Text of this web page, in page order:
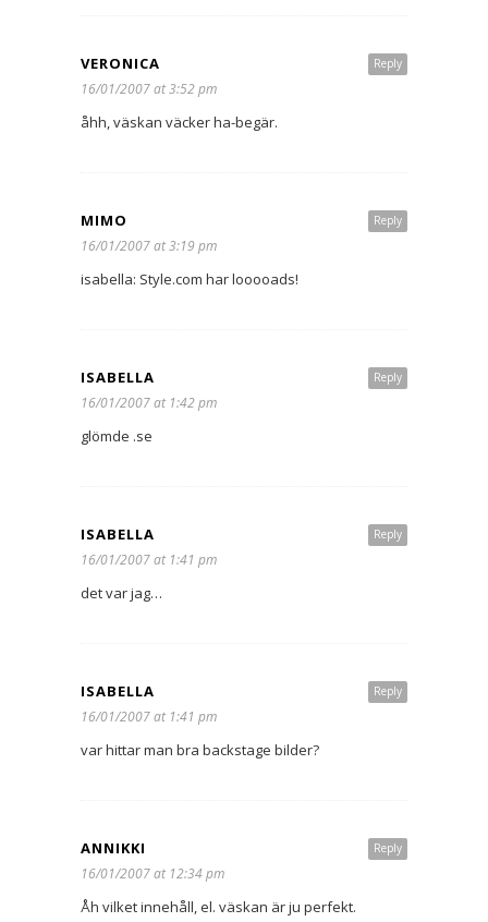
Reply
VERONICA
16/01/2007 at 3:52 pm
åhh, väskan väcker ha-begär.
Reply
MIMO
16/01/2007 at 3:19 pm
isabella: Style.com har looooads!
Reply
ISABELLA
16/01/2007 at 1:42 pm
glömde .se
Reply
ISABELLA
16/01/2007 at 1:41 pm
det var jag…
Reply
ISABELLA
16/01/2007 at 1:41 pm
var hittar man bra backstage bilder?
Reply
ANNIKKI
16/01/2007 at 12:34 pm
Åh vilket innehåll, el. väskan är ju perfekt.